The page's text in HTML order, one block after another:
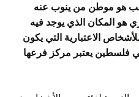
هو موطن من ينوب عنه
هو المكان الذي يوجد فيه
الاعتبارية التي يكون
فلسطين يعتبر مركز فرعها